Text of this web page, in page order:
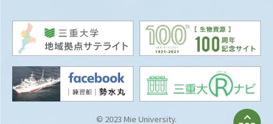
© 2023 Mie University.